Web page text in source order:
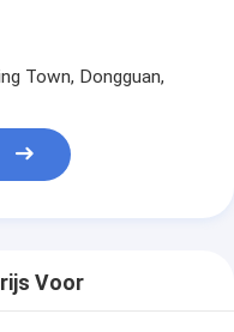
Town, Dongguan,
Voor